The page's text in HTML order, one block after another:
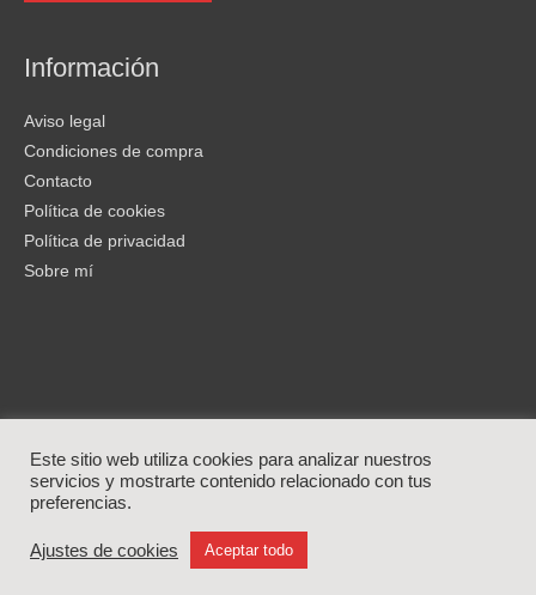
Información
Aviso legal
Condiciones de compra
Contacto
Política de cookies
Política de privacidad
Sobre mí
Instagram Tiktok
Este sitio web utiliza cookies para analizar nuestros
servicios y mostrarte contenido relacionado con tus
preferencias.
Ajustes de cookies Aceptar todo